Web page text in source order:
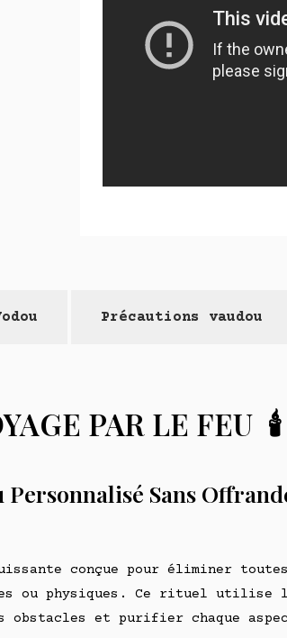
Précautions vaudou
PAR LE FEU 🕯️
Personnalisé Sans
conçue pour éliminer
ou physiques. Ce rituel utilise
et purifier chaque